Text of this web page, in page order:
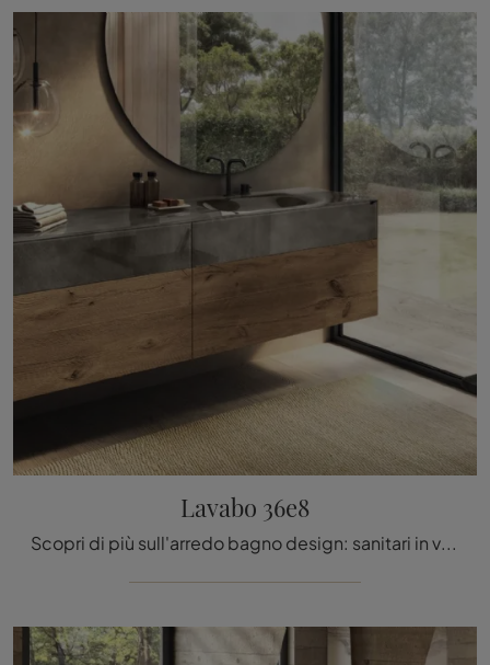
Lavabo 36e8
Scopri di più sull'arredo bagno design: sanitari in vetro come il modello Lavabo 36e8 di Lago ti attendono.